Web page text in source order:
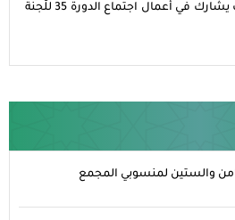
د. عبد الفتاح محمود أبنعوف يشارك في أعمال اجتماع الدورة 35 للّجنة
والستين لمنسوبي المجمع